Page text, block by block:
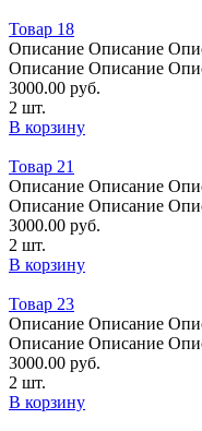
Товар 18
Oписание Oписание
Oписание Oписание
3000.00 руб.
2 шт.
В корзину
Товар 21
Oписание Oписание
Oписание Oписание
3000.00 руб.
2 шт.
В корзину
Товар 23
Oписание Oписание
Oписание Oписание
3000.00 руб.
2 шт.
В корзину